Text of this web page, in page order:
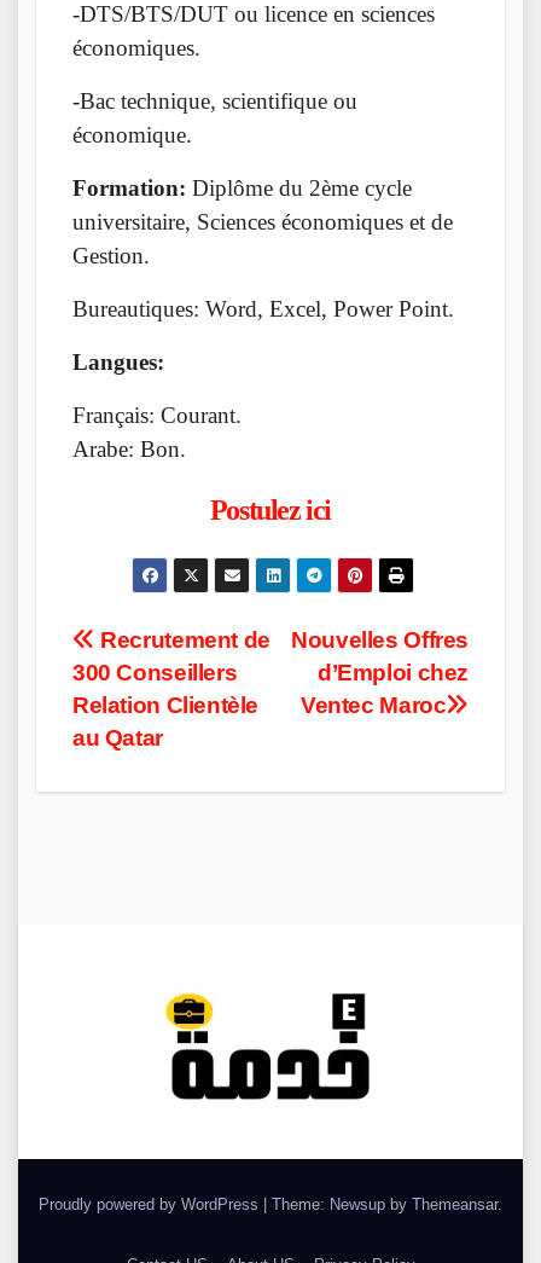
-DTS/BTS/DUT ou licence en sciences
économiques.
-Bac technique, scientifique ou
économique.
Formation: Diplôme du 2ème cycle
universitaire, Sciences économiques et de
Gestion.
Bureautiques: Word, Excel, Power Point.
Langues:
Français: Courant.
Arabe: Bon.
Postulez ici
Post
navigation
Nouvelles Offres
d’Emploi chez
Ventec Maroc
Recrutement de
300 Conseillers
Relation Clientèle
au Qatar
Proudly powered by WordPress Theme: Newsup by Themeansar.